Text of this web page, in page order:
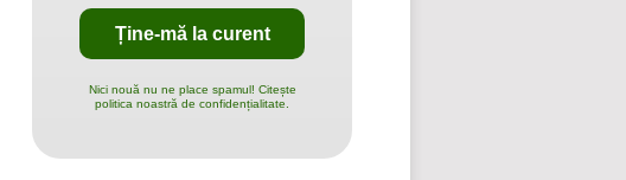
Nici nouă nu ne place spamul! Citește
politica noastră de confidențialitate.